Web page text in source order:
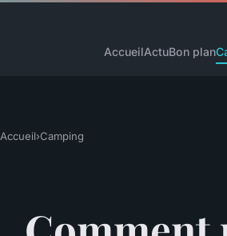
AccueilActuBon plan
Accueil›Camping